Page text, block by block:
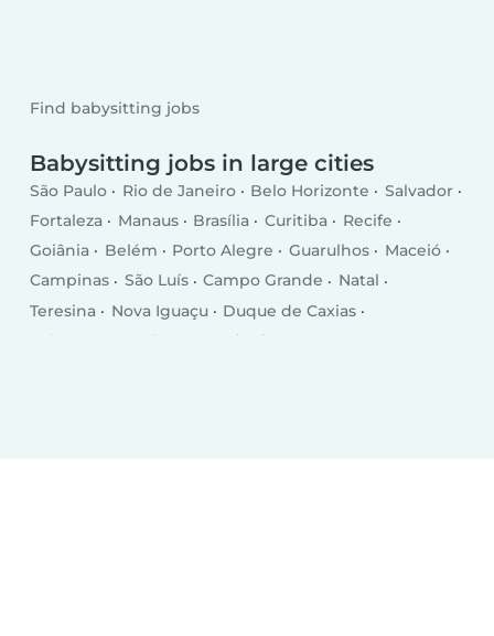
Find babysitting jobs
Babysitting jobs in large cities
São Paulo Rio de Janeiro Belo Horizonte
Salvador
Fortaleza
Manaus Brasília Curitiba
Recife
Goiânia
Belém Porto Alegre Guarulhos
Maceió
Campinas
São Luís Campo Grande
Natal
Teresina
Nova Iguaçu
Duque de Caxias
João Pessoa
São Bernardo do Campo